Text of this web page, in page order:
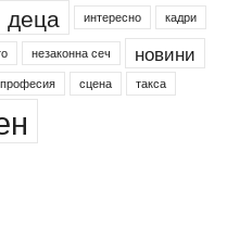
деца интересно кадри
незаконна сеч новини
професия сцена такса